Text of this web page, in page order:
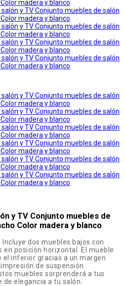
y TV Conjunto muebles de
Color madera y blanco
dos muebles bajos con
en posición horizontal. El mueble
inferior gracias a un margen
de suspensión
muebles sorprenderá a tus
elegancia a tu salón.